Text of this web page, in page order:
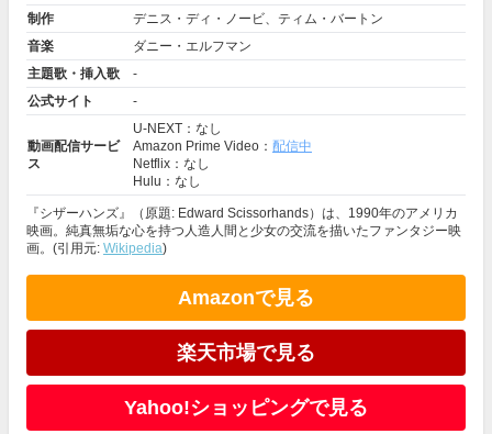
制作
デニス・ディ・ノービ、ティム・バートン
音楽
ダニー・エルフマン
主題歌・挿入歌
-
公式サイト
-
動画配信サービ
ス
U-NEXT：なし
Amazon Prime Video： 配信中
Netflix：なし
Hulu：なし
『シザーハンズ』（原題: Edward Scissorhands）は、1990年のアメリカ
映画。純真無垢な心を持つ人造人間と少女の交流を描いたファンタジー映
画。(引用元: Wikipedia)
Amazonで見る
楽天市場で見る
Yahoo!ショッピングで見る